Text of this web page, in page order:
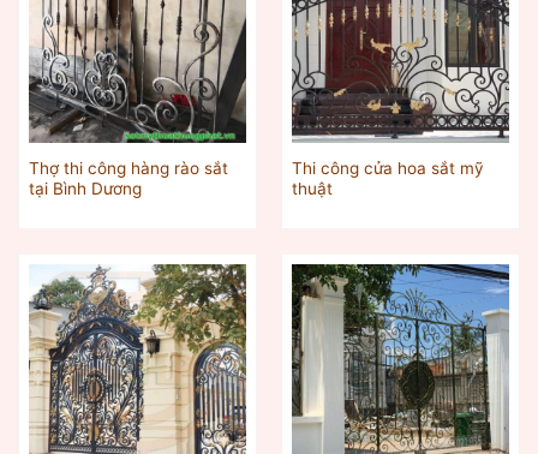
Thợ thi công hàng rào sắt
tại Bình Dương
Thi công cửa hoa sắt mỹ
thuật